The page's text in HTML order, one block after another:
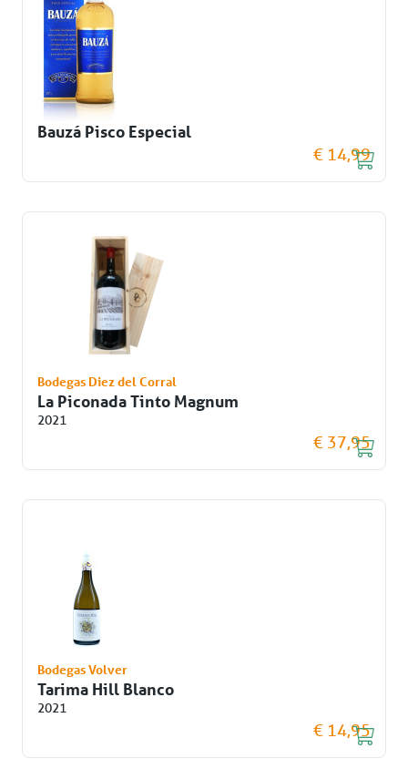
Bauzá Pisco Especial
€ 14,99
Bodegas Diez del Corral
La Piconada Tinto Magnum
2021
€ 37,95
Bodegas Volver
Tarima Hill Blanco
2021
€ 14,95